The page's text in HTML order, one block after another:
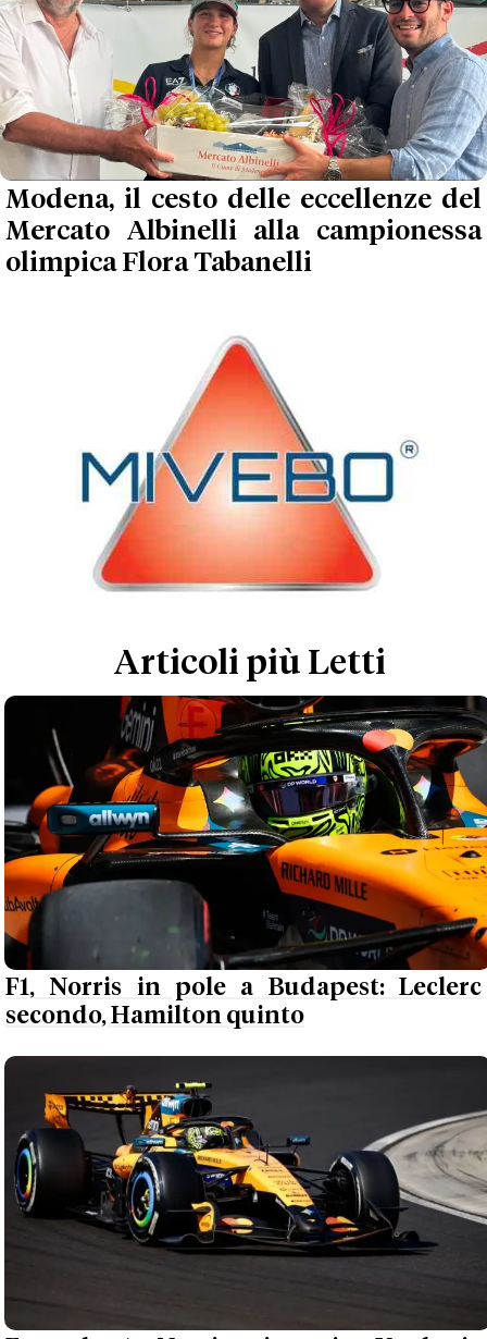
Modena, il cesto delle eccellenze del
Mercato Albinelli alla campionessa
olimpica Flora Tabanelli
Articoli più Letti
F1, Norris in pole a Budapest: Leclerc
secondo, Hamilton quinto